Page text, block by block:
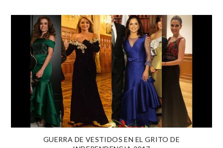
GUERRA DE VESTIDOS EN EL GRITO DE